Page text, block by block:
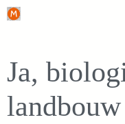
Ga
inhoud
Ja,